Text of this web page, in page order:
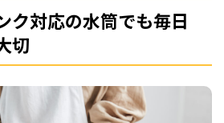
ク対応の水筒でも毎日
切